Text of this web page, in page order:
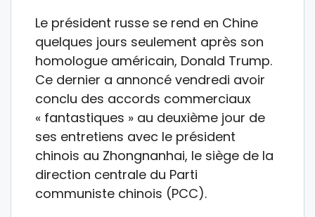
Le président russe se rend en Chine
quelques jours seulement après son
homologue américain, Donald Trump.
Ce dernier a annoncé vendredi avoir
conclu des accords commerciaux
« fantastiques » au deuxième jour de
ses entretiens avec le président
chinois au Zhongnanhai, le siège de la
direction centrale du Parti
communiste chinois (PCC).